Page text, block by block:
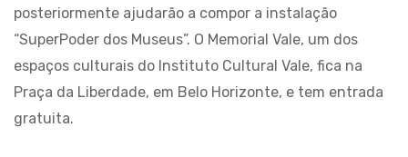
posteriormente ajudarão a compor a instalação
“SuperPoder dos Museus”. O Memorial Vale, um dos
espaços culturais do Instituto Cultural Vale, fica na
Praça da Liberdade, em Belo Horizonte, e tem entrada
gratuita.